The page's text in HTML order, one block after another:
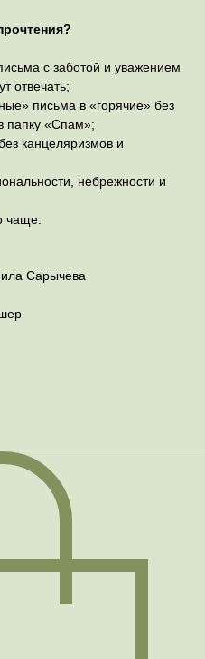
с заботой и уважением
отвечать;
письма в «горячие» без
папку «Спам»;
канцеляризмов и
небрежности и
чаще.
Сарычева